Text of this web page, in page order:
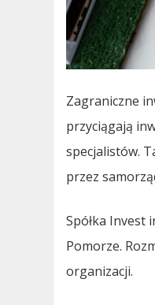
Zagraniczne
przyciągają
specjalistów.
przez
Spółka Invest
Pomorze.
organizacji.